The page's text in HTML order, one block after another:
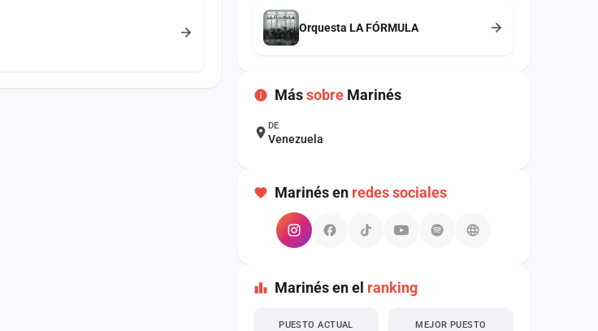
Orquesta LA FÓRMULA
Mássobre Marinés
DE
Venezuela
Marinés en redes sociales
Marinés en el ranking
PUESTO ACTUAL MEJOR PUESTO